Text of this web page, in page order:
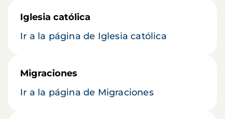
Iglesia católica
Ir a la página de Iglesia católica
Migraciones
Ir a la página de Migraciones